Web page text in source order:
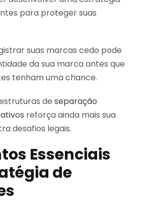
para proteger suas
suas marcas cedo pode
da sua marca antes que
tenham uma chance.
de separação
reforça ainda mais sua
desafios legais.
Essenciais
de